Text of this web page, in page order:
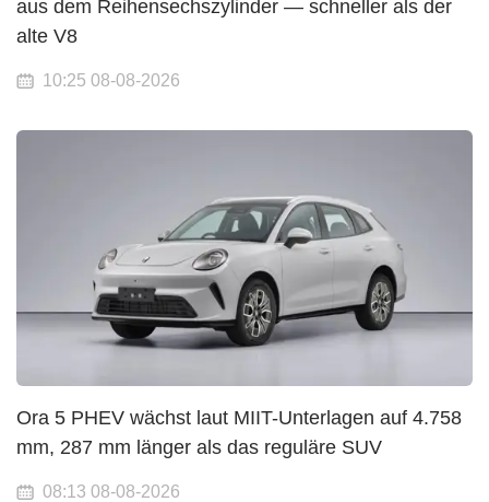
aus dem Reihensechszylinder — schneller als der
alte V8
10:25 08-08-2026
Ora 5 PHEV wächst laut MIIT-Unterlagen auf 4.758
mm, 287 mm länger als das reguläre SUV
08:13 08-08-2026